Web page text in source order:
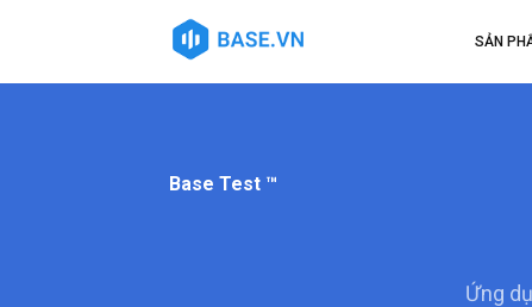
SẢN
Base Test ™
Ứng